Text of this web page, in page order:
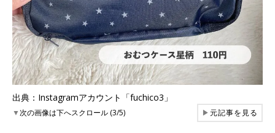
出典：Instagramアカウント「fuchico3」
▼次の画像は下へスクロール (3/5) ▶元記事を見る